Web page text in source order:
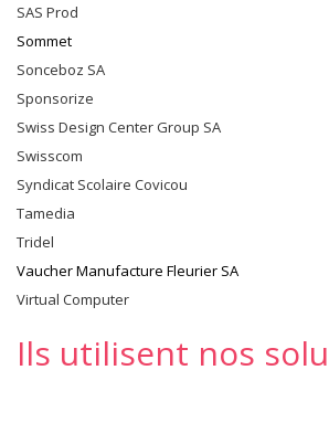
SAS Prod
Sommet
Sonceboz SA
Sponsorize
Swiss Design Center Group SA
Swisscom
Syndicat Scolaire Covicou
Tamedia
Tridel
Vaucher Manufacture Fleurier SA
Virtual Computer
Ils utilisent nos